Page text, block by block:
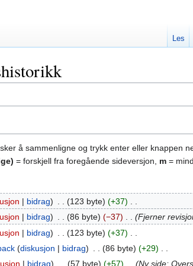
å sammenligne og trykk enter eller knappen
= forskjell fra foregående sideversjon, m =
bidrag 123 byte +37
bidrag 86 byte −37 Fjerner
bidrag 123 byte +37
diskusjon bidrag 86 byte +29
bidrag 57 byte +57 Ny side:
Les